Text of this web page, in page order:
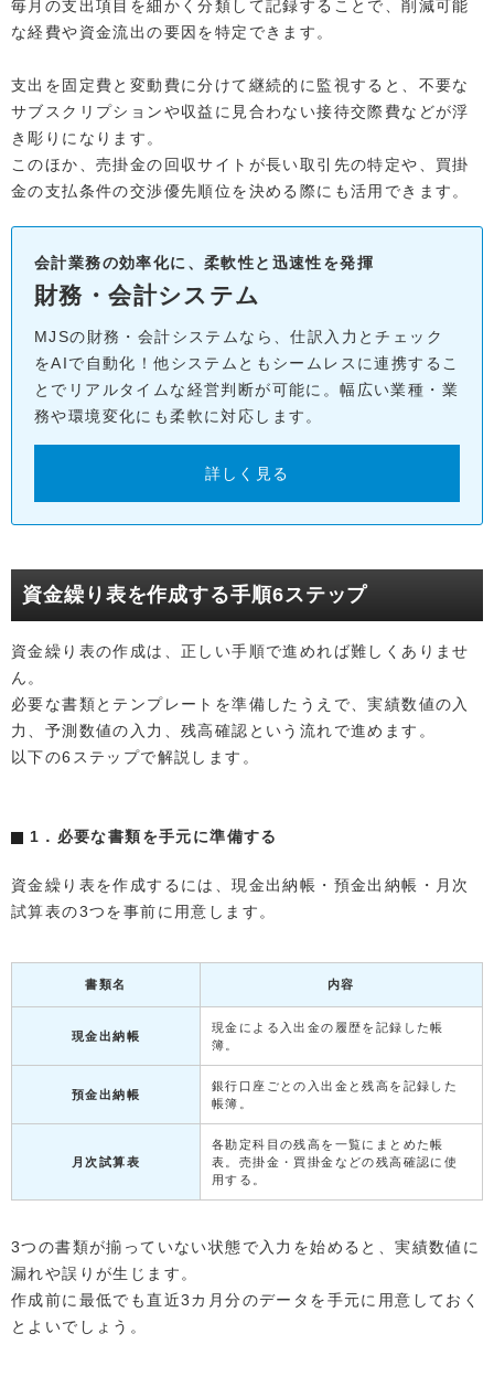
毎月の支出項目を細かく分類して記録することで、削減可能
な経費や資金流出の要因を特定できます。
支出を固定費と変動費に分けて継続的に監視すると、不要な
サブスクリプションや収益に見合わない接待交際費などが浮
き彫りになります。
このほか、売掛金の回収サイトが長い取引先の特定や、買掛
金の支払条件の交渉優先順位を決める際にも活用できます。
会計業務の効率化に、柔軟性と迅速性を発揮
財務・会計システム
MJSの財務・会計システムなら、仕訳入力とチェック
をAIで自動化！他システムともシームレスに連携するこ
とでリアルタイムな経営判断が可能に。幅広い業種・業
務や環境変化にも柔軟に対応します。
詳しく見る
資金繰り表を作成する手順6ステップ
資金繰り表の作成は、正しい手順で進めれば難しくありませ
ん。
必要な書類とテンプレートを準備したうえで、実績数値の入
力、予測数値の入力、残高確認という流れで進めます。
以下の6ステップで解説します。
1．必要な書類を手元に準備する
資金繰り表を作成するには、現金出納帳・預金出納帳・月次
試算表の3つを事前に用意します。
書類名 内容
現金出納帳
現金による入出金の履歴を記録した帳
簿。
預金出納帳
銀行口座ごとの入出金と残高を記録した
帳簿。
月次試算表
各勘定科目の残高を一覧にまとめた帳
表。売掛金・買掛金などの残高確認に使
用する。
3つの書類が揃っていない状態で入力を始めると、実績数値に
漏れや誤りが生じます。
作成前に最低でも直近3カ月分のデータを手元に用意しておく
とよいでしょう。